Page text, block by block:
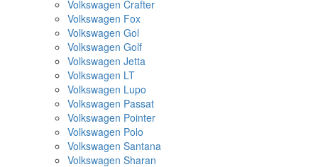
Volkswagen Crafter
Volkswagen Fox
Volkswagen Gol
Volkswagen Golf
Volkswagen Jetta
Volkswagen LT
Volkswagen Lupo
Volkswagen Passat
Volkswagen Pointer
Volkswagen Polo
Volkswagen Santana
Volkswagen Sharan